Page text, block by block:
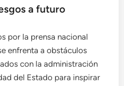
a futuro
por la prensa nacional
enfrenta a obstáculos
con la administración
del Estado para inspirar